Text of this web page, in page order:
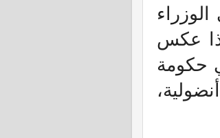
عكس
حكومة
أنضولية،